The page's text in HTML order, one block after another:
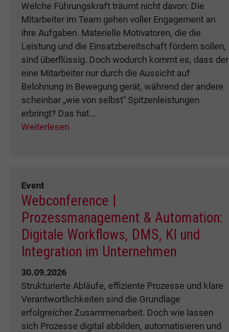
Welche Führungskraft träumt nicht davon: Die
Mitarbeiter im Team gehen voller Engagement an
ihre Aufgaben. Materielle Motivatoren, die die
Leistung und die Einsatzbereitschaft fördern sollen,
sind überflüssig. Doch wodurch kommt es, dass der
eine Mitarbeiter nur durch die Aussicht auf
Belohnung in Bewegung gerät, während der andere
scheinbar „wie von selbst" Spitzenleistungen
erbringt? Das hat...
Weiterlesen
Event
Webconference |
Prozessmanagement & Automation:
Digitale Workflows, DMS, KI und
Integration im Unternehmen
30.09.2026
Strukturierte Abläufe, effiziente Prozesse und klare
Verantwortlichkeiten sind die Grundlage
erfolgreicher Zusammenarbeit. Doch wie lassen
sich Prozesse digital abbilden, automatisieren und